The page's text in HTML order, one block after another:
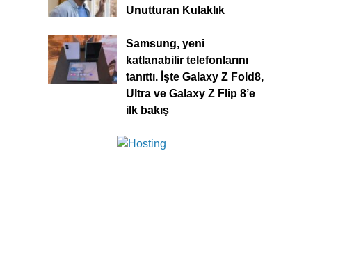
Unutturan Kulaklık
Samsung, yeni
katlanabilir telefonlarını
tanıttı. İşte Galaxy Z Fold8,
Ultra ve Galaxy Z Flip 8’e
ilk bakış